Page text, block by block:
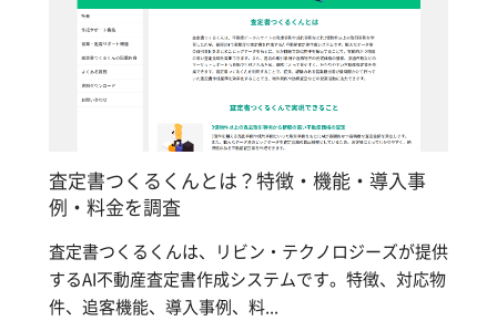
査定書つくるくんとは？特徴・機能・導入事
例・料金を調査
査定書つくるくんは、リビン・テクノロジーズが提供
するAI不動産査定書作成システムです。特徴、対応物
件、追客機能、導入事例、料...